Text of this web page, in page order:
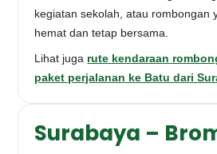
kegiatan sekolah, atau rombongan
hemat dan tetap bersama.
Lihat juga rute kendaraan
paket perjalanan ke Batu dari
Surabaya –